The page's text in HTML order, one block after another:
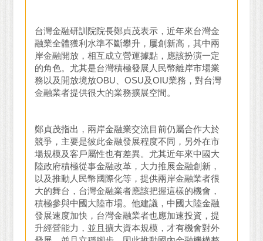
台灣金融研訓院院長鄭貞茂表示，近年來台灣金
融業全體獲利水準不斷攀升，屢創新高，其中兩
岸金融開放，相互成立營運據點，應該扮演一定
的角色。尤其是台灣積極發展人民幣離岸市場業
務以及開放境放OBU、OSU及OIU業務，對台灣
金融業者提供很大的業務擴展空間。
鄭貞茂指出，兩岸金融業交流目前仍屬合作大於
競爭，主要是彼此金融發展程度不同，另外在市
場規模及客戶屬性也有差異。尤其近年來中國大
陸政府積極從事金融改革，大力推展金融創新，
以及推動人民幣國際化等，提供兩岸金融業者很
大的舞台，台灣金融業者應該把握這樣的機會，
積極參與中國大陸市場。他建議，中國大陸金融
發展速度加快，台灣金融業者也應加速投資，提
升經營能力，並且擴大資本規模，才有機會對外